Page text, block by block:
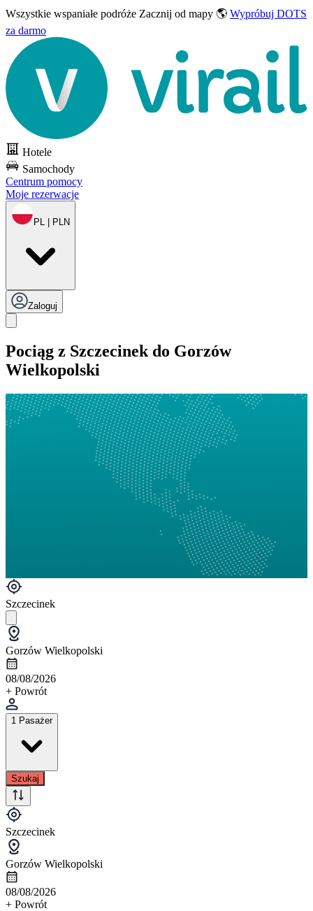
Wszystkie wspaniałe podróże Zacznij od mapy 🌎 Wypróbuj DOTS
za darmo
Hotele
Samochody
Centrum pomocy
Moje rezerwacje
PL | PLN
Zaloguj
Pociąg z Szczecinek do Gorzów
Wielkopolski
Szczecinek
Gorzów Wielkopolski
08/08/2026
+ Powrót
1 Pasażer
Szukaj
Szczecinek
Gorzów Wielkopolski
08/08/2026
+ Powrót